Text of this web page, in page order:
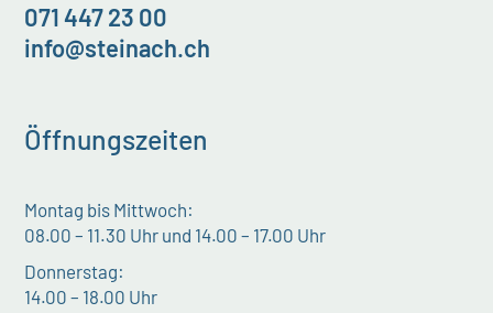
071 447 23 00
info@steinach.ch
Öffnungszeiten
Montag bis Mittwoch:
08.00 – 11.30 Uhr und 14.00 – 17.00 Uhr
Donnerstag:
14.00 – 18.00 Uhr